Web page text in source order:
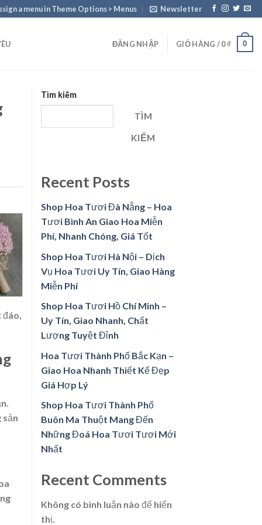
a menu in Theme Options > Menus Newsletter
ĐĂNG NHẬP GIỎ HÀNG /0₫ 0
đáo,
sản
Tìm kiếm
TÌM
KIẾM
Recent Posts
Shop Hoa Tươi Đà Nẵng – Hoa
Tươi Bình An Giao Hoa Miễn
Phí, Nhanh Chóng, Giá Tốt
Shop Hoa Tươi Hà Nội – Dịch
Vụ Hoa Tươi Uy Tín, Giao Hàng
Miễn Phí
Shop Hoa Tươi Hồ Chí Minh –
Uy Tín, Giao Nhanh, Chất
Lượng Tuyệt Đỉnh
Hoa Tươi Thành Phố Bắc Kạn –
Giao Hoa Nhanh Thiết Kế Đẹp
Giá Hợp Lý
Shop Hoa Tươi Thành Phố
Buôn Ma Thuột Mang Đến
Những Đoá Hoa Tươi Tươi Mới
Nhất
Recent Comments
Không có bình luận nào để hiển
thị.